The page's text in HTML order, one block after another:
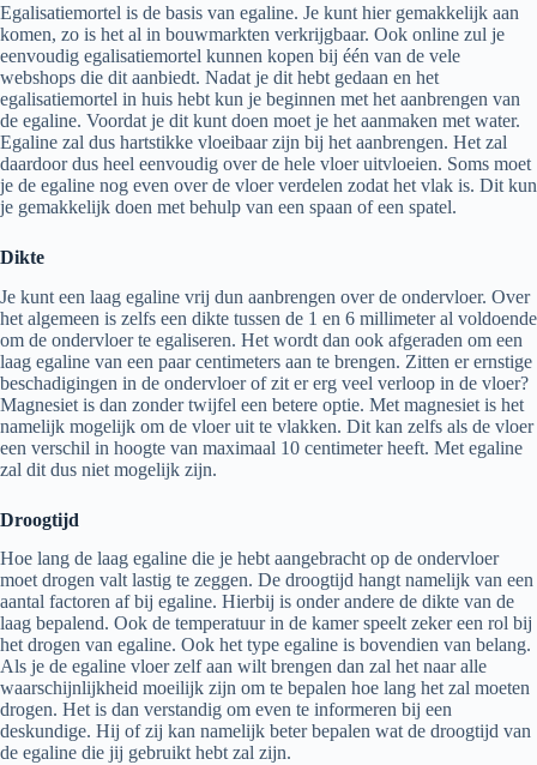
Egalisatiemortel is de basis van egaline. Je kunt hier gemakkelijk aan
komen, zo is het al in bouwmarkten verkrijgbaar. Ook online zul je
eenvoudig egalisatiemortel kunnen kopen bij één van de vele
webshops die dit aanbiedt. Nadat je dit hebt gedaan en het
egalisatiemortel in huis hebt kun je beginnen met het aanbrengen van
de egaline. Voordat je dit kunt doen moet je het aanmaken met water.
Egaline zal dus hartstikke vloeibaar zijn bij het aanbrengen. Het zal
daardoor dus heel eenvoudig over de hele vloer uitvloeien. Soms moet
je de egaline nog even over de vloer verdelen zodat het vlak is. Dit kun
je gemakkelijk doen met behulp van een spaan of een spatel.
Dikte
Je kunt een laag egaline vrij dun aanbrengen over de ondervloer. Over
het algemeen is zelfs een dikte tussen de 1 en 6 millimeter al voldoende
om de ondervloer te egaliseren. Het wordt dan ook afgeraden om een
laag egaline van een paar centimeters aan te brengen. Zitten er ernstige
beschadigingen in de ondervloer of zit er erg veel verloop in de vloer?
Magnesiet is dan zonder twijfel een betere optie. Met magnesiet is het
namelijk mogelijk om de vloer uit te vlakken. Dit kan zelfs als de vloer
een verschil in hoogte van maximaal 10 centimeter heeft. Met egaline
zal dit dus niet mogelijk zijn.
Droogtijd
Hoe lang de laag egaline die je hebt aangebracht op de ondervloer
moet drogen valt lastig te zeggen. De droogtijd hangt namelijk van een
aantal factoren af bij egaline. Hierbij is onder andere de dikte van de
laag bepalend. Ook de temperatuur in de kamer speelt zeker een rol bij
het drogen van egaline. Ook het type egaline is bovendien van belang.
Als je de egaline vloer zelf aan wilt brengen dan zal het naar alle
waarschijnlijkheid moeilijk zijn om te bepalen hoe lang het zal moeten
drogen. Het is dan verstandig om even te informeren bij een
deskundige. Hij of zij kan namelijk beter bepalen wat de droogtijd van
de egaline die jij gebruikt hebt zal zijn.